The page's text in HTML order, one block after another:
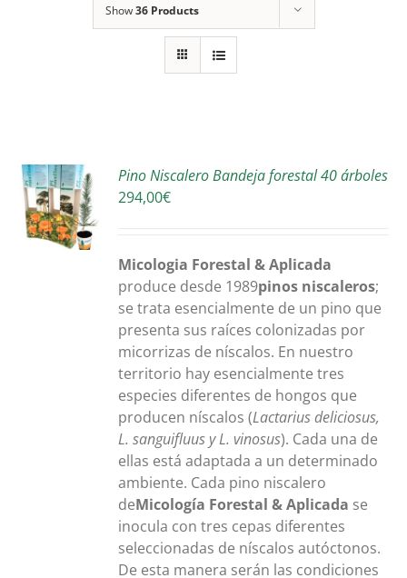
Show36 Products
Pino Niscalero Bandeja forestal 40 árboles
294,00€
Micologia Forestal & Aplicada
produce desde 1989pinos niscaleros;
se trata esencialmente de un pino que
presenta sus raíces colonizadas por
micorrizas de níscalos. En nuestro
territorio hay esencialmente tres
especies diferentes de hongos que
producen níscalos (Lactarius deliciosus,
L. sanguifluus y L. vinosus). Cada una de
ellas está adaptada a un determinado
ambiente. Cada pino niscalero
deMicología Forestal & Aplicada se
inocula con tres cepas diferentes
seleccionadas de níscalos autóctonos.
De esta manera serán las condiciones